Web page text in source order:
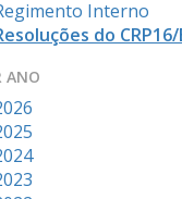
Interno
do CRP16/
ANO